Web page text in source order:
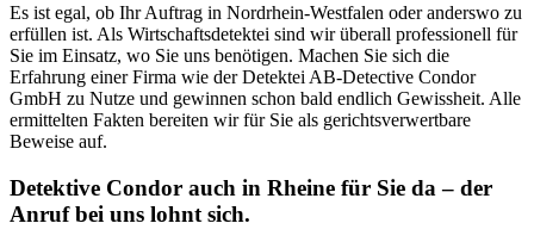
Es ist egal, ob Ihr Auftrag in Nordrhein-Westfalen oder anderswo zu
erfüllen ist. Als Wirtschaftsdetektei sind wir überall professionell für
Sie im Einsatz, wo Sie uns benötigen. Machen Sie sich die
Erfahrung einer Firma wie der Detektei AB-Detective Condor
GmbH zu Nutze und gewinnen schon bald endlich Gewissheit. Alle
ermittelten Fakten bereiten wir für Sie als gerichtsverwertbare
Beweise auf.
Detektive Condor auch in Rheine für Sie da – der
Anruf bei uns lohnt sich.